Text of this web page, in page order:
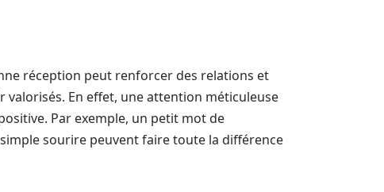
réception peut renforcer des relations et
En effet, une attention méticuleuse
Par exemple, un petit mot de
sourire peuvent faire toute la différence